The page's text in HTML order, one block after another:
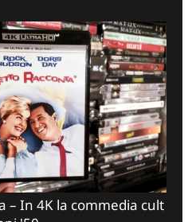
– In 4K la commedia cult